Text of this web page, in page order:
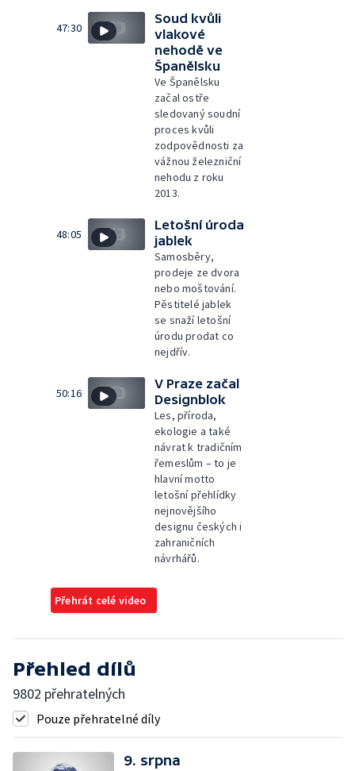
47:30
Soud kvůli
vlakové
nehodě ve
Španělsku
Ve Španělsku
začal ostře
sledovaný soudní
proces kvůli
zodpovědnosti za
vážnou železniční
nehodu z roku
2013.
48:05
Letošní úroda
jablek
Samosběry,
prodeje ze dvora
nebo moštování.
Pěstitelé jablek
se snaží letošní
úrodu prodat co
nejdřív.
50:16
V Praze začal
Designblok
Les, příroda,
ekologie a také
návrat k tradičním
řemeslům – to je
hlavní motto
letošní přehlídky
nejnovějšího
designu českých i
zahraničních
návrhářů.
Přehrát celé video
Přehled dílů
9802 přehratelných
Pouze přehratelné díly
9. srpna